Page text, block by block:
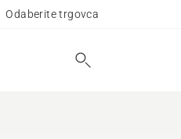
Odaberite trgovca